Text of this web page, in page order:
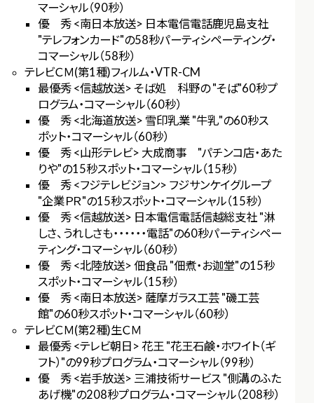
マーシャル（90秒）
優 秀 <南日本放送> 日本電信電話鹿児島支社
"テレフォンカード"の58秒パーティシペーティング・
コマーシャル（58秒）
テレビＣＭ(第1種)フィルム・VTR-CM
最優秀 <信越放送> そば処 科野の "そば"60秒プ
ログラム・コマーシャル（60秒）
優 秀 <北海道放送> 雪印乳業 "牛乳"の60秒ス
ポット・コマーシャル（60秒）
優 秀 <山形テレビ> 大成商事 "パチンコ店・あた
りや"の15秒スポット・コマーシャル（15秒）
優 秀 <フジテレビジョン> フジサンケイグループ
"企業ＰＲ"の15秒スポット・コマーシャル（15秒）
優 秀 <信越放送> 日本電信電話信越総支社 "淋
しさ、うれしさも・・・・・・電話"の60秒パーティシペー
ティング・コマーシャル（60秒）
優 秀 <北陸放送> 佃食品 "佃煮・お迦堂"の15秒
スポット・コマーシャル（15秒）
優 秀 <南日本放送> 薩摩ガラス工芸 "磯工芸
館"の60秒スポット・コマーシャル（60秒）
テレビＣＭ(第2種)生ＣＭ
最優秀 <テレビ朝日> 花王 "花王石鹸・ホワイト（ギ
フト）"の99秒プログラム・コマーシャル（99秒）
優 秀 <岩手放送> 三浦技術サービス "側溝のふた
あげ機"の208秒プログラム・コマーシャル（208秒）